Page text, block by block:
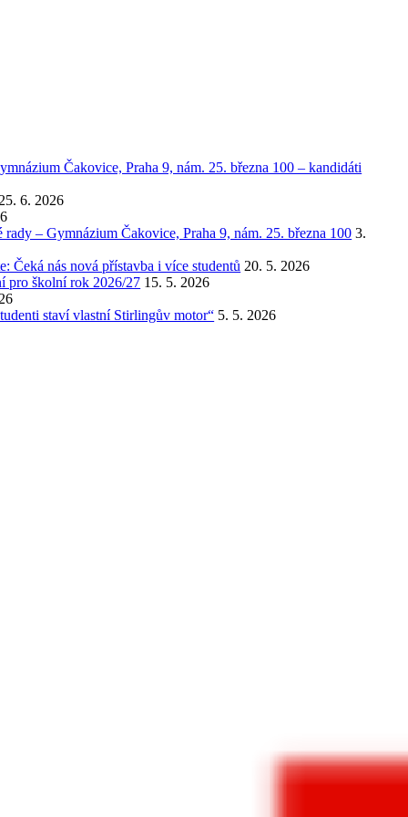
Čakovice, Praha 9, nám. 25. března 100 – kandidáti
25. 6. 2026
– Gymnázium Čakovice, Praha 9, nám. 25. března 100 3.
Čeká nás nová přístavba i více studentů 20. 5. 2026
pro školní rok 2026/27 15. 5. 2026
staví vlastní Stirlingův motor“ 5. 5. 2026